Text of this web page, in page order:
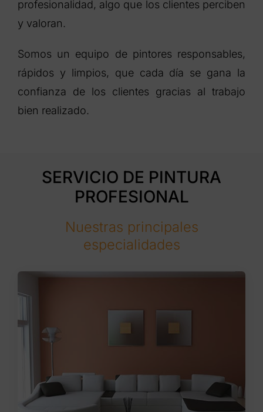
profesionalidad, algo que los clientes perciben
y valoran.
Somos un equipo de pintores responsables,
rápidos y limpios, que cada día se gana la
confianza de los clientes gracias al trabajo
bien realizado.
SERVICIO DE PINTURA
PROFESIONAL
Nuestras principales
especialidades